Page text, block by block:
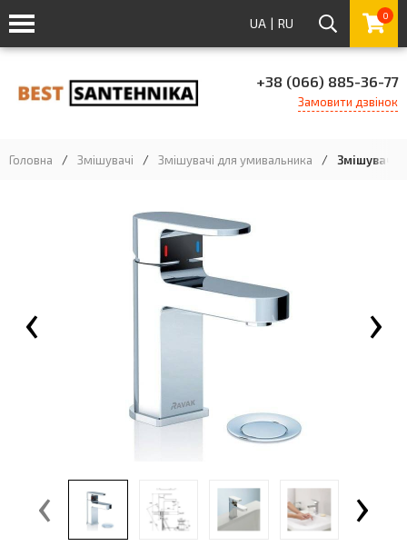
UA | RU 0
+38 (066) 885-36-77
Замовити дзвінок
Головна / Змішувачі / Змішувачі для умивальника / Змішувач
‹ ›
‹ ›